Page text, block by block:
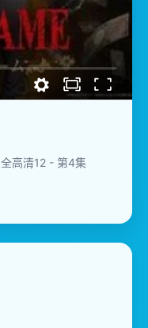
高清12 - 第4集